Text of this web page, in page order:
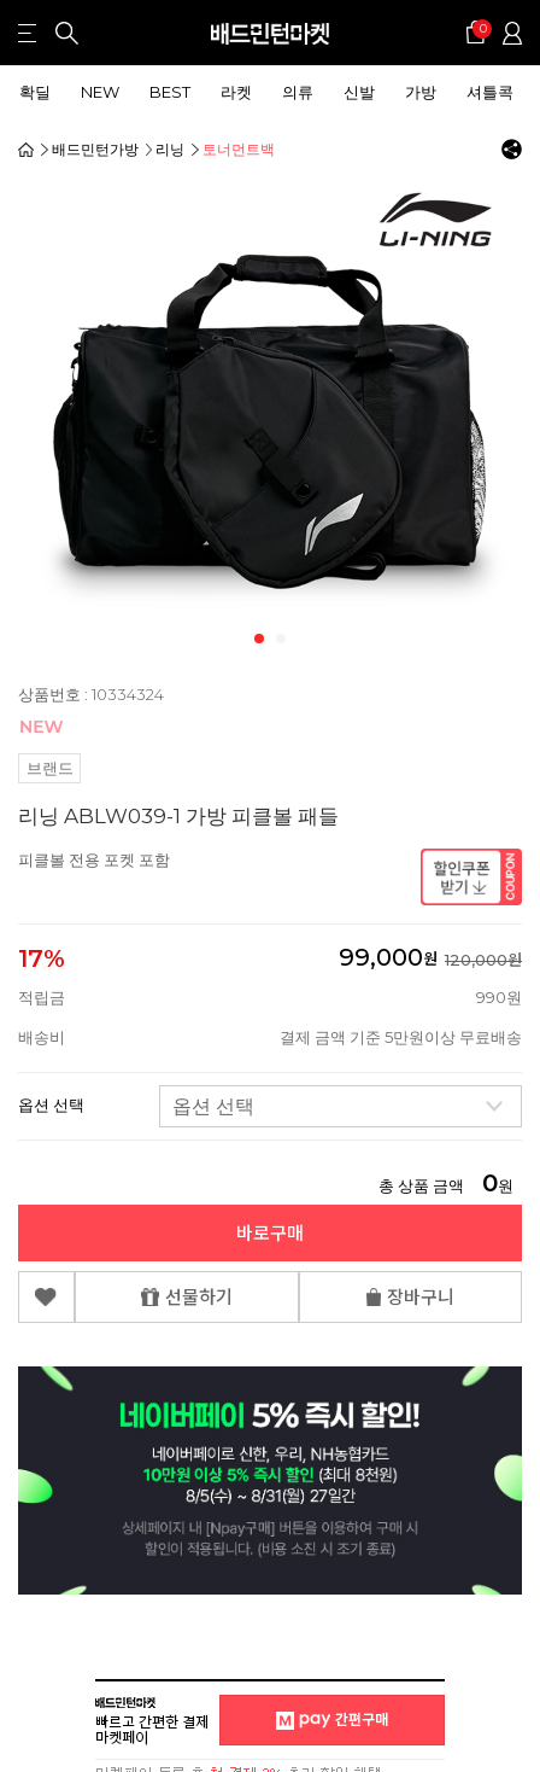
0
확딜 NEW BEST 라켓 의류 신발 가방 셔틀콕
배드민턴가방 리닝 토너먼트백
상품번호 : 10334324
브랜드
리닝 ABLW039-1 가방 피클볼 패들
피클볼 전용 포켓 포함
17% 99,000원 120,000원
적립금
990원
배송비 결제 금액 기준 5만원이상 무료배송
옵션 선택
총 상품 금액 0원
바로구매
선물하기 장바구니